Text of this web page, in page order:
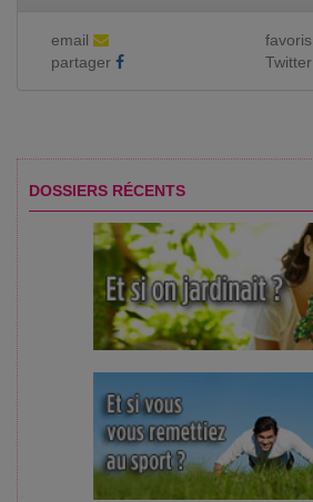
email
favoris
partager
Twitter
DOSSIERS RÉCENTS